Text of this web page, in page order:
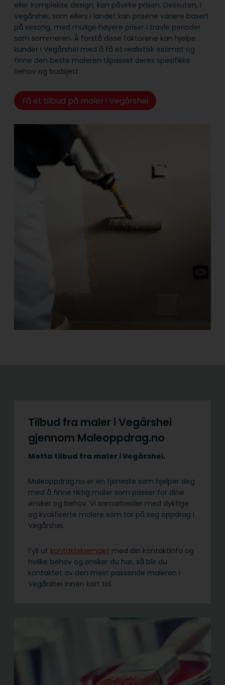
eller komplekse design, kan påvirke prisen. Dessuten, i
Vegårshei, som ellers i landet kan prisene variere basert
på sesong, med mulige høyere priser i travle perioder
som sommeren. Å forstå disse faktorene kan hjelpe
kunder i Vegårshei med å få et realistisk estimat og
finne den beste maleren tilpasset deres spesifikke
behov og budsjett.
Få et tilbud på maler i Vegårshei
Tilbud fra maler i Vegårshei
gjennom Maleoppdrag.no
Motta tilbud fra maler i Vegårshei.
Maleoppdrag.no er en tjeneste som hjelper deg
med å finne riktig maler som passer for dine
ønsker og behov. Vi samarbeider med dyktige
og kvalifiserte malere som tar på seg oppdrag i
Vegårshei.
Fyll ut kontaktskjemaet med din kontaktinfo og
hvilke behov og ønsker du har, så blir du
kontaktet av den mest passende maleren i
Vegårshei innen kort tid.